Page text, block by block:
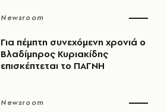
Newsroom
Για πέμπτη συνεχόμενη χρονιά ο
Βλαδίμηρος Κυριακίδης
επισκέπτεται το ΠΑΓΝΗ
Newsroom